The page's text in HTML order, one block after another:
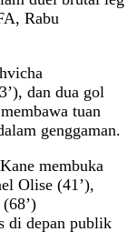
Rabu
dan dua gol
tuan
genggaman.
membuka
Olise (41’),
di depan publik